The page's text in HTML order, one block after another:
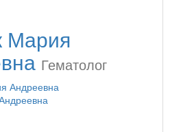
Мария
Гематолог